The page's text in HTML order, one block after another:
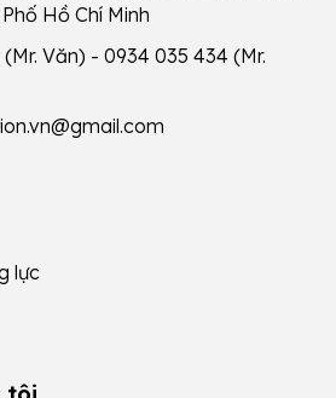
Hồ Chí Minh
(Mr. Văn) - 0934 035 434 (Mr.
lực